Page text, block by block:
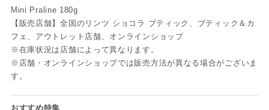
Mini Praline 180g
【販売店舗】全国のリンツ ショコラ ブティック、ブティック＆カ
フェ、アウトレット店舗、オンラインショップ
※在庫状況は店舗によって異なります。
※店舗・オンラインショップでは販売方法が異なる場合がございま
す。